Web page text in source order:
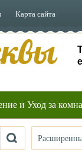
Карта сайта
и Уход за